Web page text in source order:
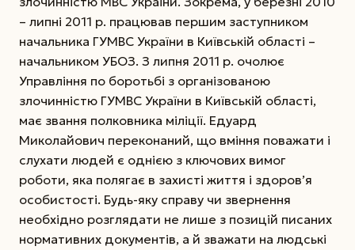
– липні 2011 р. працював першим заступником
начальника ГУМВС України в Київській області –
начальником УБОЗ. З липня 2011 р. очолює
Управління по боротьбі з організованою
злочинністю ГУМВС України в Київській області,
має звання полковника міліції. Едуард
Миколайович переконаний, що вміння поважати і
слухати людей є однією з ключових вимог
роботи, яка полягає в захисті життя і здоров’я
особистості. Будь-яку справу чи звернення
необхідно розглядати не лише з позицій писаних
нормативних документів, а й зважати на людські